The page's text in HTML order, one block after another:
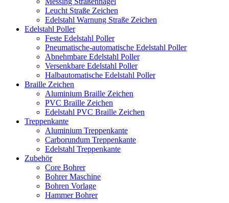
Leucht Straße Zeichen
Edelstahl Warnung Straße Zeichen
Edelstahl Poller
Feste Edelstahl Poller
Pneumatische-automatische Edelstahl Poller
Abnehmbare Edelstahl Poller
Versenkbare Edelstahl Poller
Halbautomatische Edelstahl Poller
Braille Zeichen
Aluminium Braille Zeichen
PVC Braille Zeichen
Edelstahl PVC Braille Zeichen
Treppenkante
Aluminium Treppenkante
Carborundum Treppenkante
Edelstahl Treppenkante
Zubehör
Core Bohrer
Bohrer Maschine
Bohren Vorlage
Hammer Bohrer